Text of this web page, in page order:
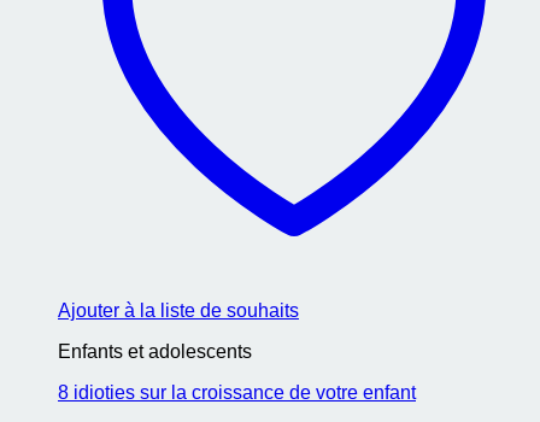
Ajouter à la liste de souhaits
Enfants et adolescents
8 idioties sur la croissance de votre enfant